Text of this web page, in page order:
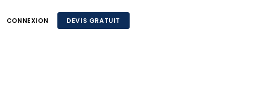
CONNEXION DEVIS GRATUIT